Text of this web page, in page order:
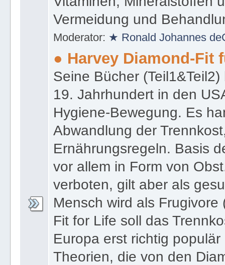
Vermeidung und
Moderator: ★ Ronald Johannes
● Harvey Diamond-Fit
Seine Bücher
19. Jahrhundert in den
Hygiene-Bewegung. Es
Abwandlung der
Ernährungsregeln. Basis
vor allem in Form von
verboten, gilt aber als
Mensch wird als
Fit for Life soll das
Europa erst richtig
Theorien, die von den